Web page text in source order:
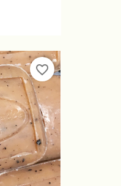
favorite_border